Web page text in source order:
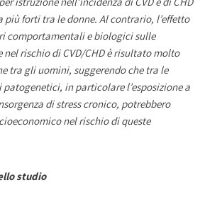
più forti tra le donne. Al contrario, l’effetto
comportamentali e biologici sulle
nel rischio di CVD/CHD è risultato molto
tra gli uomini, suggerendo che tra le
in particolare l’esposizione a
di stress cronico, potrebbero
nel rischio di queste
studio